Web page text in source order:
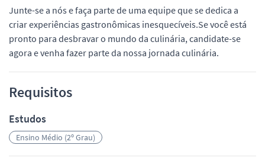
Junte-se a nós e faça parte de uma equipe que se dedica a
criar experiências gastronômicas inesquecíveis.Se você está
pronto para desbravar o mundo da culinária, candidate-se
agora e venha fazer parte da nossa jornada culinária.
Requisitos
Estudos
Ensino Médio (2º Grau)